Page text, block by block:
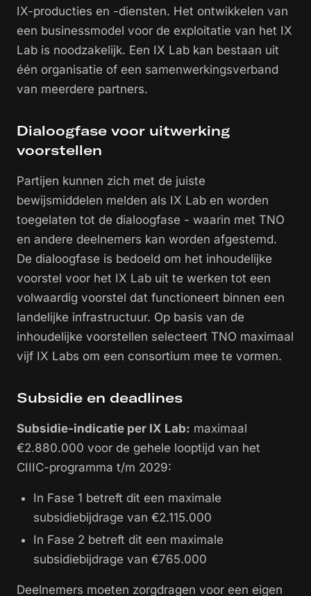
IX-producties en -diensten. Het ontwikkelen van
een businessmodel voor de exploitatie van het IX
Lab is noodzakelijk. Een IX Lab kan bestaan uit
één organisatie of een samenwerkingsverband
van meerdere partners.
Dialoogfase voor uitwerking
voorstellen
Partijen kunnen zich met de juiste
bewijsmiddelen melden als IX Lab en worden
toegelaten tot de dialoogfase - waarin met TNO
en andere deelnemers kan worden afgestemd.
De dialoogfase is bedoeld om het inhoudelijke
voorstel voor het IX Lab uit te werken tot een
volwaardig voorstel dat functioneert binnen een
landelijke infrastructuur. Op basis van de
inhoudelijke voorstellen selecteert TNO maximaal
vijf IX Labs om een consortium mee te vormen.
Subsidie en deadlines
Subsidie-indicatie per IX Lab: maximaal
€2.880.000 voor de gehele looptijd van het
CIIIC-programma t/m 2029:
In Fase 1 betreft dit een maximale
subsidiebijdrage van €2.115.000
In Fase 2 betreft dit een maximale
subsidiebijdrage van €765.000
Deelnemers moeten zorgdragen voor een eigen